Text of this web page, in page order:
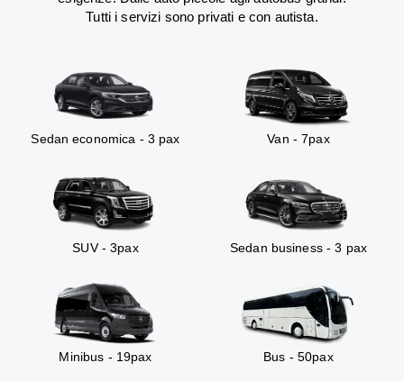
Tutti i servizi sono privati e con autista.
Sedan economica - 3 pax Van - 7pax
SUV - 3pax Sedan business - 3 pax
Minibus - 19pax Bus - 50pax